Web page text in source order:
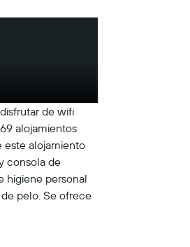
de wifi
alojamientos
este alojamiento
consola de
higiene personal
pelo. Se ofrece